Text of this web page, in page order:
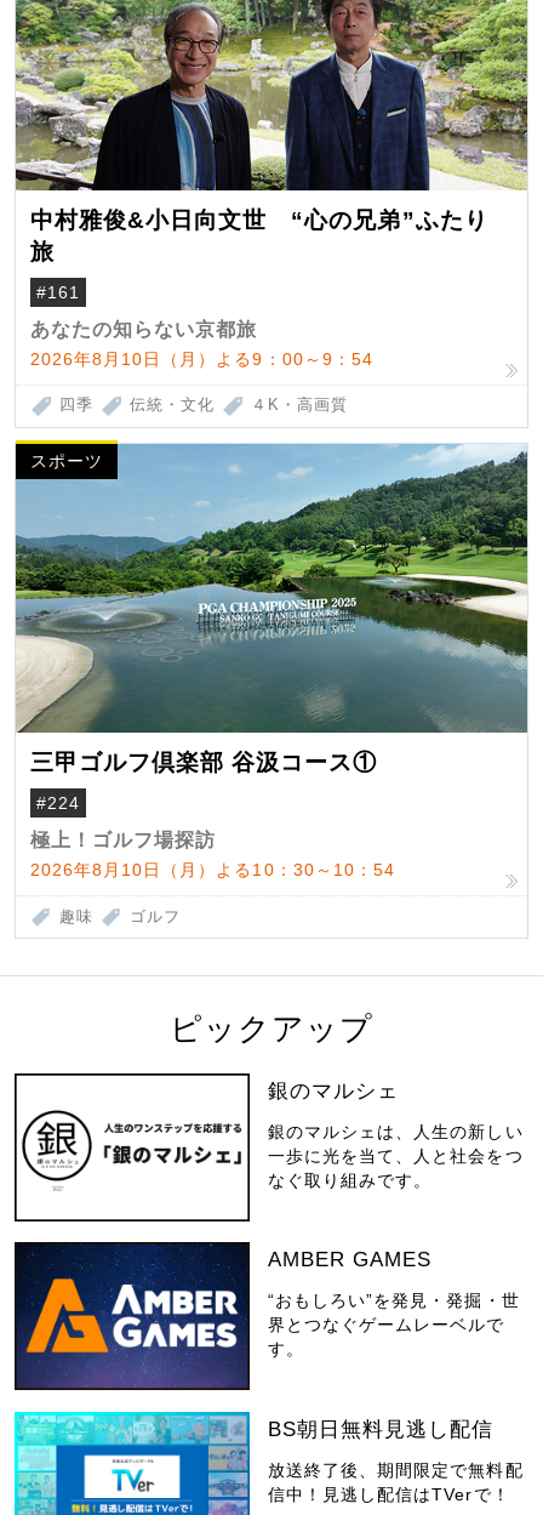
中村雅俊&小日向文世 “心の兄弟”ふたり
旅
#161
あなたの知らない京都旅
2026年8月10日（月）よる9：00～9：54
四季 伝統・文化 ４K・高画質
スポーツ
三甲ゴルフ倶楽部 谷汲コース①
#224
極上！ゴルフ場探訪
2026年8月10日（月）よる10：30～10：54
趣味 ゴルフ
ピックアップ
銀のマルシェ
銀のマルシェは、人生の新しい
一歩に光を当て、人と社会をつ
なぐ取り組みです。
AMBER GAMES
“おもしろい”を発見・発掘・世
界とつなぐゲームレーベルで
す。
BS朝日無料見逃し配信
放送終了後、期間限定で無料配
信中！見逃し配信はTVerで！